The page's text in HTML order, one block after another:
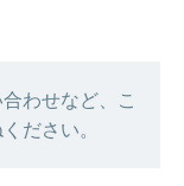
わせなど、こ
ださい。